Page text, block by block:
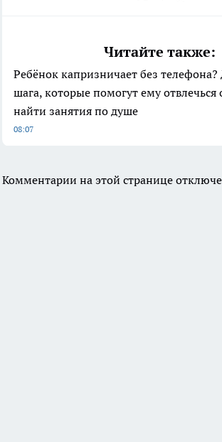
Читайте также:
Ребёнок капризничает без
шага, которые помогут ему отвлечься
найти занятия по душе
08:07
Комментарии на этой странице